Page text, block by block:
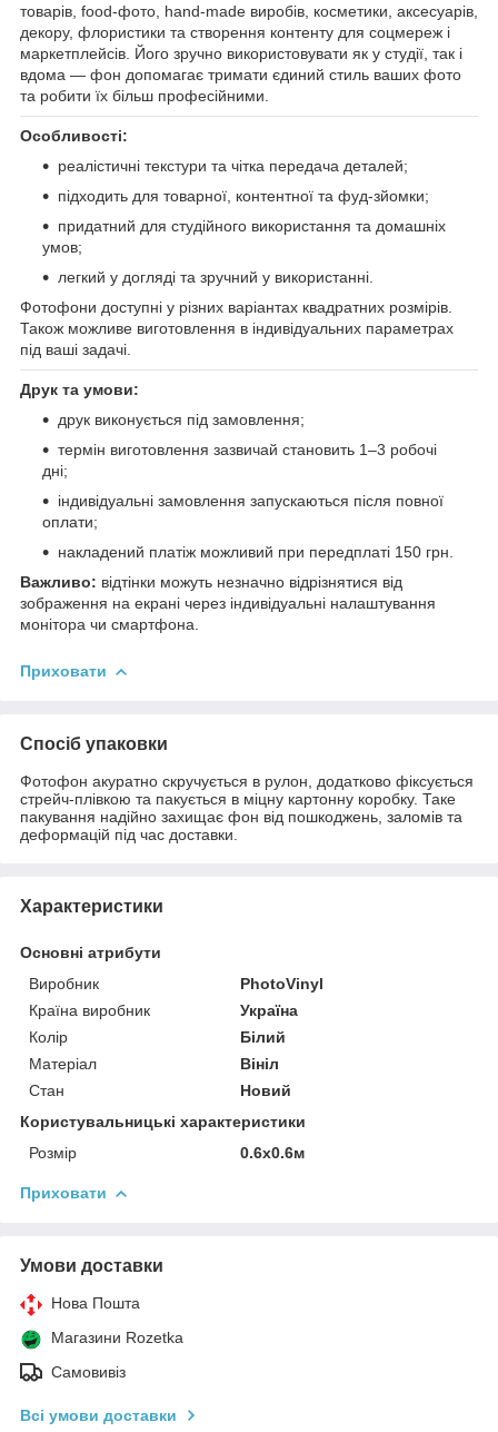
товарів, food-фото, hand-made виробів, косметики, аксесуарів,
декору, флористики та створення контенту для соцмереж і
маркетплейсів. Його зручно використовувати як у студії, так і
вдома — фон допомагає тримати єдиний стиль ваших фото
та робити їх більш професійними.
Особливості:
реалістичні текстури та чітка передача деталей;
підходить для товарної, контентної та фуд-зйомки;
придатний для студійного використання та домашніх
умов;
легкий у догляді та зручний у використанні.
Фотофони доступні у різних варіантах квадратних розмірів.
Також можливе виготовлення в індивідуальних параметрах
під ваші задачі.
Друк та умови:
друк виконується під замовлення;
термін виготовлення зазвичай становить 1–3 робочі
дні;
індивідуальні замовлення запускаються після повної
оплати;
накладений платіж можливий при передплаті 150 грн.
Важливо: відтінки можуть незначно відрізнятися від
зображення на екрані через індивідуальні налаштування
монітора чи смартфона.
Приховати
Спосіб упаковки
Фотофон акуратно скручується в рулон, додатково фіксується
стрейч-плівкою та пакується в міцну картонну коробку. Таке
пакування надійно захищає фон від пошкоджень, заломів та
деформацій під час доставки.
Характеристики
Основні атрибути
Виробник
PhotoVinyl
Країна виробник
Україна
Колір
Білий
Матеріал
Вініл
Стан
Новий
Користувальницькі характеристики
Розмір
0.6х0.6м
Приховати
Умови доставки
Нова Пошта
Магазини Rozetka
Самовивіз
Всі умови доставки